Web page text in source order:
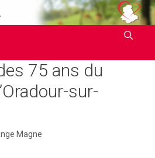
75 ans du
sur-
Magne